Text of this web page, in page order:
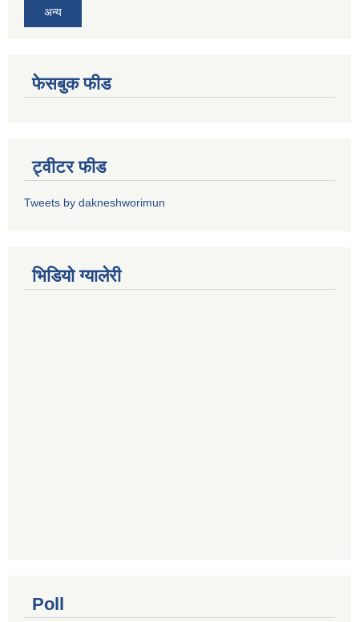
अन्य
फेसबुक फीड
ट्वीटर फीड
Tweets by dakneshworimun
भिडियाे ग्यालेरी
Poll